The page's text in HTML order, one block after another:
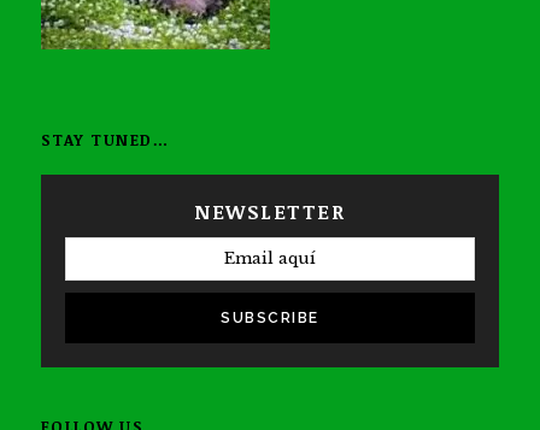
STAY TUNED…
NEWSLETTER
SUBSCRIBE